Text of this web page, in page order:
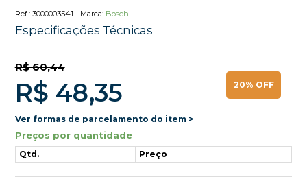
3000003541 Bosch
Especificações Técnicas
20% OFF
R$ 60,44
R$ 48,35
Ver formas de parcelamento do item >
Preços por quantidade
Qtd. Preço